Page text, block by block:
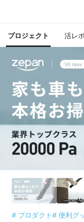
プロジェクト 活レポ
# プロダクト# 便利グ